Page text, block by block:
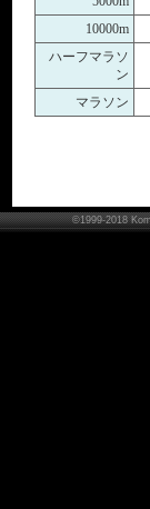
10000m
ハーフマラソ
ン
マラソン
©1999-2018